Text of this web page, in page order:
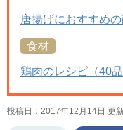
唐揚げにおすすめ
食材
鶏肉のレシピ（40品
投稿日：2017年12月14日 更新